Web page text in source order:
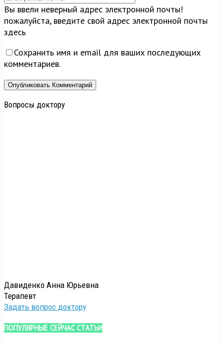
Вы ввели неверный адрес электронной почты!
пожалуйста, введите свой адрес электронной почты
здесь
Сохранить имя и email для ваших последующих
комментариев.
Вопросы доктору
Давиденко Анна Юрьевна
Терапевт
Задать вопрос доктору
ПОПУЛЯРНЫЕ СЕЙЧАС СТАТЬИ